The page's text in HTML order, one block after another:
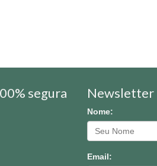
segura Newsletter
Nome:
Email: